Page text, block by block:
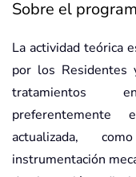
Sobre el
La actividad teórica
por los Residentes
tratamientos
preferentemente
actualizada,
instrumentación